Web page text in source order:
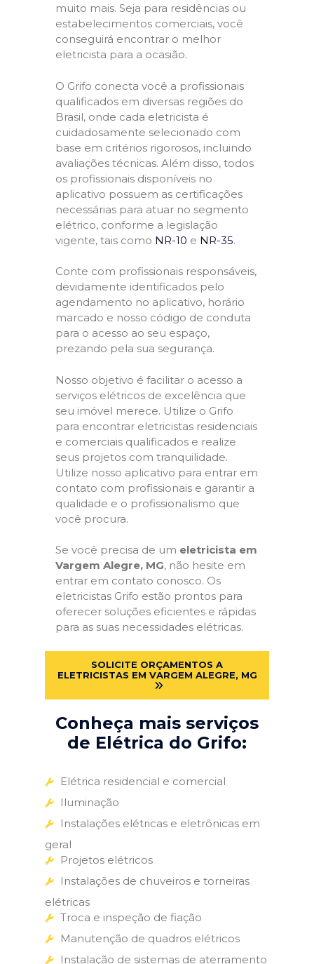
muito mais. Seja para residências ou
estabelecimentos comerciais, você
conseguirá encontrar o melhor
eletricista para a ocasião.
O Grifo conecta você a profissionais
qualificados em diversas regiões do
Brasil, onde cada eletricista é
cuidadosamente selecionado com
base em critérios rigorosos, incluindo
avaliações técnicas. Além disso, todos
os profissionais disponíveis no
aplicativo possuem as certificações
necessárias para atuar no segmento
elétrico, conforme a legislação
vigente, tais como NR-10 e NR-35.
Conte com profissionais responsáveis,
devidamente identificados pelo
agendamento no aplicativo, horário
marcado e nosso código de conduta
para o acesso ao seu espaço,
prezando pela sua segurança.
Nosso objetivo é facilitar o acesso a
serviços elétricos de excelência que
seu imóvel merece. Utilize o Grifo
para encontrar eletricistas residenciais
e comerciais qualificados e realize
seus projetos com tranquilidade.
Utilize nosso aplicativo para entrar em
contato com profissionais e garantir a
qualidade e o profissionalismo que
você procura.
Se você precisa de um eletricista em
Vargem Alegre, MG, não hesite em
entrar em contato conosco. Os
eletricistas Grifo estão prontos para
oferecer soluções eficientes e rápidas
para as suas necessidades elétricas.
SOLICITE ORÇAMENTOS A
ELETRICISTAS EM VARGEM ALEGRE, MG
Conheça mais serviços
de Elétrica do Grifo:
Elétrica residencial e comercial
Iluminação
Instalações elétricas e eletrônicas em
geral
Projetos elétricos
Instalações de chuveiros e torneiras
elétricas
Troca e inspeção de fiação
Manutenção de quadros elétricos
Instalação de sistemas de aterramento